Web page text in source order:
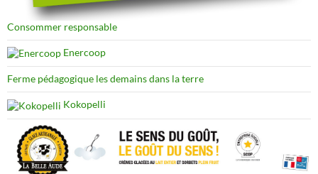
Consommer responsable
Enercoop
Ferme pédagogique les demains dans la terre
Kokopelli